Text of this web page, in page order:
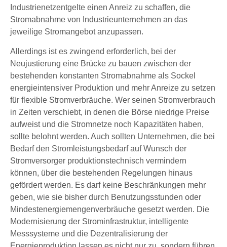
Industrienetzentgelte einen Anreiz zu schaffen, die
Stromabnahme von Industrieunternehmen an das
jeweilige Stromangebot anzupassen.
Allerdings ist es zwingend erforderlich, bei der
Neujustierung eine Brücke zu bauen zwischen der
bestehenden konstanten Stromabnahme als Sockel
energieintensiver Produktion und mehr Anreize zu setzen
für flexible Stromverbräuche. Wer seinen Stromverbrauch
in Zeiten verschiebt, in denen die Börse niedrige Preise
aufweist und die Stromnetze noch Kapazitäten haben,
sollte belohnt werden. Auch sollten Unternehmen, die bei
Bedarf den Stromleistungsbedarf auf Wunsch der
Stromversorger produktionstechnisch vermindern
können, über die bestehenden Regelungen hinaus
gefördert werden. Es darf keine Beschränkungen mehr
geben, wie sie bisher durch Benutzungsstunden oder
Mindestenergiemengenverbräuche gesetzt werden. Die
Modernisierung der Strominfrastruktur, intelligente
Messsysteme und die Dezentralisierung der